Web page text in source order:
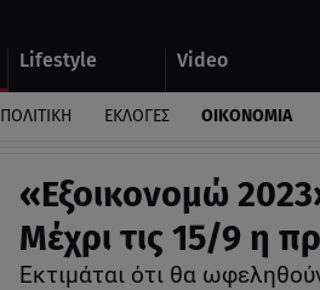
Lifestyle Video
ΠΟΛΙΤΙΚΗ ΕΚΛΟΓΕΣ ΟΙΚΟΝΟΜΙΑ
«Εξοικονομώ
Μέχρι τις 15/9 η
Εκτιμάται ότι θα